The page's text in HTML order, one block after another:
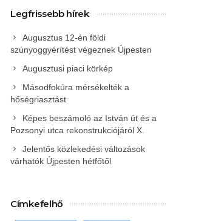
Legfrissebb hírek
Augusztus 12-én földi
szúnyoggyérítést végeznek Újpesten
Augusztusi piaci körkép
Másodfokúra mérsékelték a
hőségriasztást
Képes beszámoló az István út és a
Pozsonyi utca rekonstrukciójáról X.
Jelentős közlekedési változások
várhatók Újpesten hétfőtől
Címkefelhő